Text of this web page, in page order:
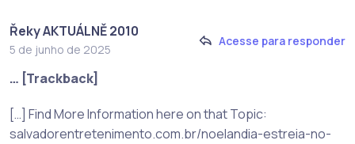
Řeky AKTUÁLNĚ 2010
5 de junho de 2025
Acesse para responder
… [Trackback]
[…] Find More Information here on that Topic:
salvadorentretenimento.com.br/noelandia-estreia-no-